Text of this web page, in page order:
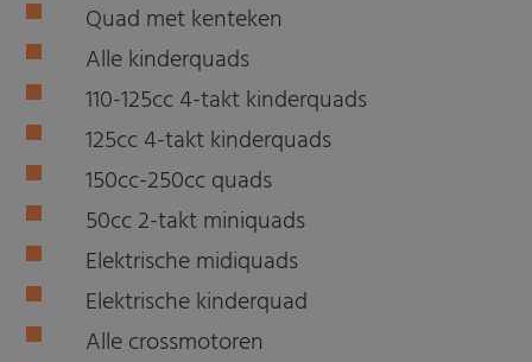
Quad met kenteken
Alle kinderquads
110-125cc 4-takt kinderquads
125cc 4-takt kinderquads
150cc-250cc quads
50cc 2-takt miniquads
Elektrische midiquads
Elektrische kinderquad
Alle crossmotoren